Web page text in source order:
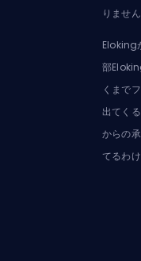
りません
Eloking
部
くまで
出てく
からの
てるわけ